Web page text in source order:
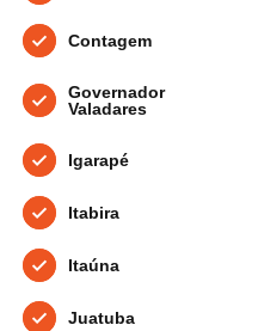
Contagem
Governador
Valadares
Igarapé
Itabira
Itaúna
Juatuba